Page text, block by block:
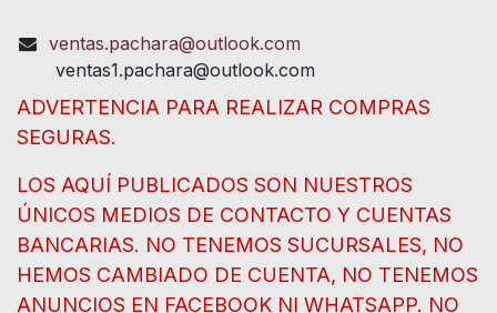
ventas.pachara@outlook.com
ventas1.pachara@outlook.com
ADVERTENCIA PARA REALIZAR COMPRAS
SEGURAS.
LOS AQUÍ PUBLICADOS SON NUESTROS
ÚNICOS MEDIOS DE CONTACTO Y CUENTAS
BANCARIAS. NO TENEMOS SUCURSALES, NO
HEMOS CAMBIADO DE CUENTA, NO TENEMOS
ANUNCIOS EN FACEBOOK NI WHATSAPP. NO